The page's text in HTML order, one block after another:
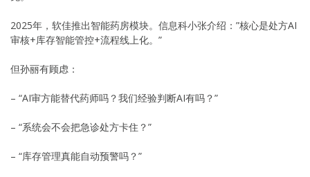
2025年，软佳推出智能药房模块。信息科小张介绍：”核心是处方AI
审核+库存智能管控+流程线上化。”
但孙丽有顾虑：
– “AI审方能替代药师吗？我们经验判断AI有吗？”
– “系统会不会把急诊处方卡住？”
– “库存管理真能自动预警吗？”